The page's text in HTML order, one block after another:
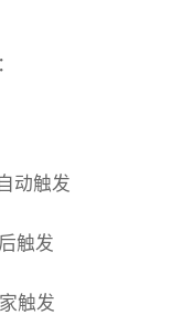
动触发
触发
触发